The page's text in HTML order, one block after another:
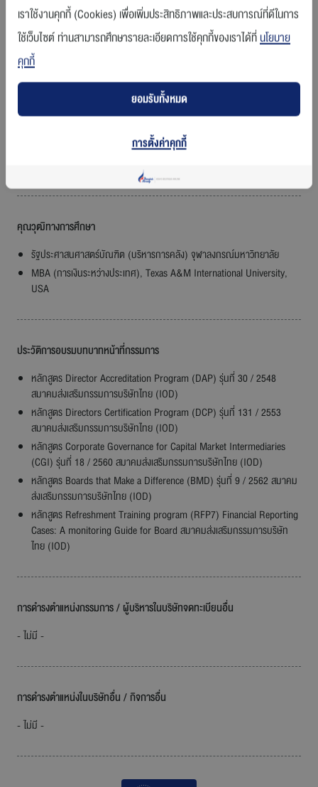
วันที่เริ่มดำรงตำแหน่งเป็นกรรมการบริษัท
ความสัมพันธ์ทางครอบครัวกับกรรมการหรือผู้บริหารรายอื่น
คุณวุฒิทางการศึกษา
รัฐประศาสนศาสตร์บัณฑิต (บริหารการคลัง) จุฬาลงกรณ์มหาวิทยาลัย
MBA (การเงินระหว่างประเทศ), Texas A&M International University,
USA
ประวัติการอบรมบทบาทหน้าที่กรรมการ
หลักสูตร Director Accreditation Program (DAP) รุ่นที่ 30 / 2548
สมาคมส่งเสริมกรรมการบริษัทไทย (IOD)
หลักสูตร Directors Certification Program (DCP) รุ่นที่ 131 / 2553
สมาคมส่งเสริมกรรมการบริษัทไทย (IOD)
หลักสูตร Corporate Governance for Capital Market Intermediaries
(CGI) รุ่นที่ 18 / 2560 สมาคมส่งเสริมกรรมการบริษัทไทย (IOD)
หลักสูตร Boards that Make a Difference (BMD) รุ่นที่ 9 / 2562 สมาคม
ส่งเสริมกรรมการบริษัทไทย (IOD)
หลักสูตร Refreshment Training program (RFP7) Financial Reporting
Cases: A monitoring Guide for Board สมาคมส่งเสริมกรรมการบริษัท
ไทย (IOD)
การดำรงตำแหน่งกรรมการ / ผู้บริหารในบริษัทจดทะเบียนอื่น
- ไม่มี -
การดำรงตำแหน่งในบริษัทอื่น / กิจการอื่น
- ไม่มี -
เราใช้งานคุกกี้ (Cookies) เพื่อเพิ่มประสิทธิภาพและประสบการณ์ที่ดีในการ
ใช้เว็บไซต์ ท่านสามารถศึกษารายละเอียดการใช้คุกกี้ของเราได้ที่นโยบาย
คุกกี้
ยอมรับทั้งหมด
การตั้งค่าคุกกี้